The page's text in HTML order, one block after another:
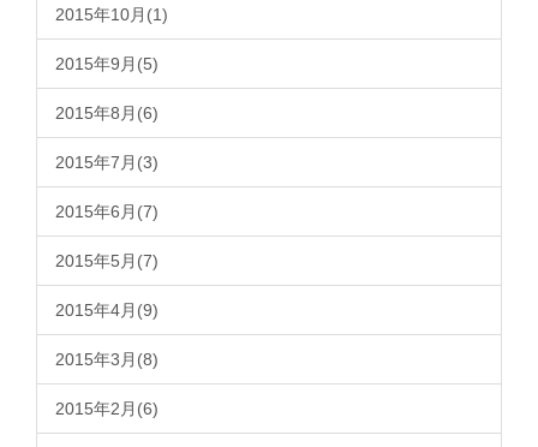
2015年10月(1)
2015年9月(5)
2015年8月(6)
2015年7月(3)
2015年6月(7)
2015年5月(7)
2015年4月(9)
2015年3月(8)
2015年2月(6)